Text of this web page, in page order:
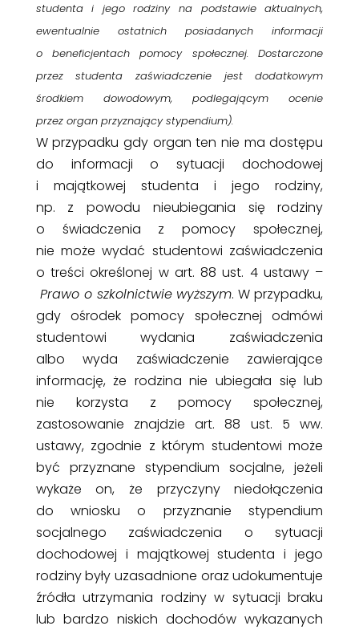
studenta i jego rodziny na podstawie aktualnych,
ewentualnie ostatnich posiadanych informacji
o beneficjentach pomocy społecznej. Dostarczone
przez studenta zaświadczenie jest dodatkowym
środkiem dowodowym, podlegającym ocenie
przez organ przyznający stypendium).
W przypadku gdy organ ten nie ma dostępu
do informacji o sytuacji dochodowej
i majątkowej studenta i jego rodziny,
np. z powodu nieubiegania się rodziny
o świadczenia z pomocy społecznej,
nie może wydać studentowi zaświadczenia
o treści określonej w art. 88 ust. 4 ustawy –
Prawo o szkolnictwie wyższym. W przypadku,
gdy ośrodek pomocy społecznej odmówi
studentowi wydania zaświadczenia
albo wyda zaświadczenie zawierające
informację, że rodzina nie ubiegała się lub
nie korzysta z pomocy społecznej,
zastosowanie znajdzie art. 88 ust. 5 ww.
ustawy, zgodnie z którym studentowi może
być przyznane stypendium socjalne, jeżeli
wykaże on, że przyczyny niedołączenia
do wniosku o przyznanie stypendium
socjalnego zaświadczenia o sytuacji
dochodowej i majątkowej studenta i jego
rodziny były uzasadnione oraz udokumentuje
źródła utrzymania rodziny w sytuacji braku
lub bardzo niskich dochodów wykazanych